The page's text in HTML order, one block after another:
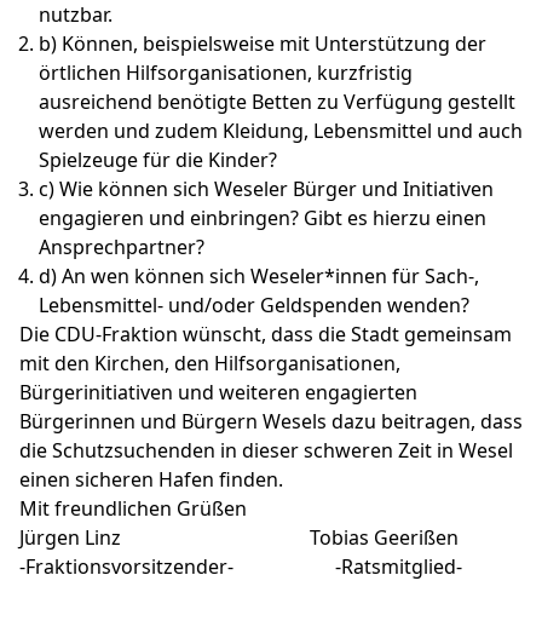
nutzbar.
b) Können, beispielsweise mit Unterstützung der
örtlichen Hilfsorganisationen, kurzfristig
ausreichend benötigte Betten zu Verfügung gestellt
werden und zudem Kleidung, Lebensmittel und auch
Spielzeuge für die Kinder?
c) Wie können sich Weseler Bürger und Initiativen
engagieren und einbringen? Gibt es hierzu einen
Ansprechpartner?
d) An wen können sich Weseler*innen für Sach-,
Lebensmittel- und/oder Geldspenden wenden?
Die CDU-Fraktion wünscht, dass die Stadt gemeinsam
mit den Kirchen, den Hilfsorganisationen,
Bürgerinitiativen und weiteren engagierten
Bürgerinnen und Bürgern Wesels dazu beitragen, dass
die Schutzsuchenden in dieser schweren Zeit in Wesel
einen sicheren Hafen finden.
Mit freundlichen Grüßen
Jürgen Linz Tobias Geerißen
-Fraktionsvorsitzender- -Ratsmitglied-